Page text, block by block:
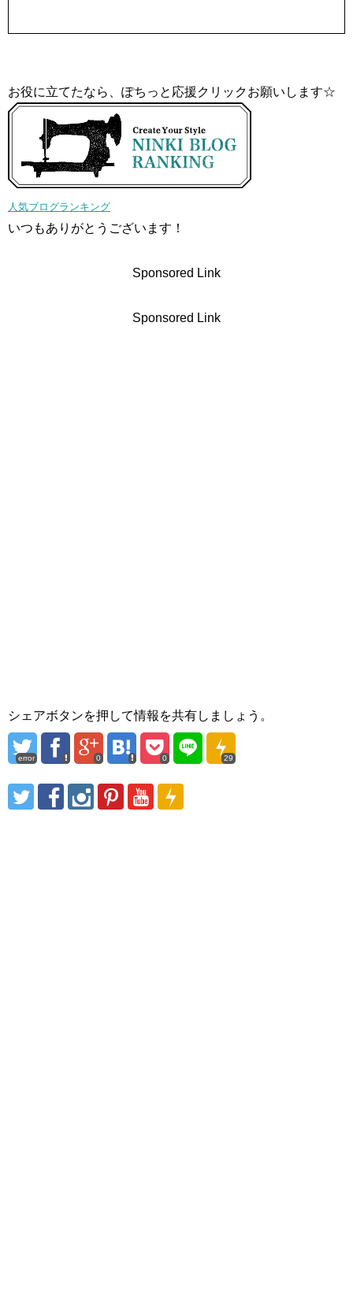
お役に立てたなら、ぽちっと応援クリックお願いします☆
人気ブログランキング
いつもありがとうございます！
Sponsored Link
Sponsored Link
シェアボタンを押して情報を共有しましょう。
error 0 0 29